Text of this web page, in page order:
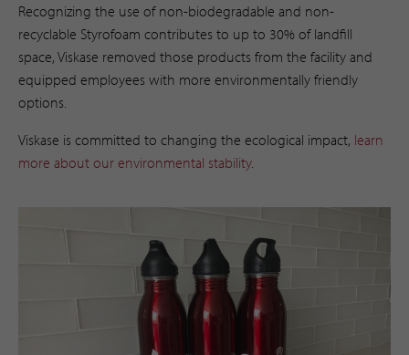
Recognizing the use of non-biodegradable and non-
recyclable Styrofoam contributes to up to 30% of landfill
space, Viskase removed those products from the facility and
equipped employees with more environmentally friendly
options.
Viskase is committed to changing the ecological impact, learn
more about our environmental stability. ​